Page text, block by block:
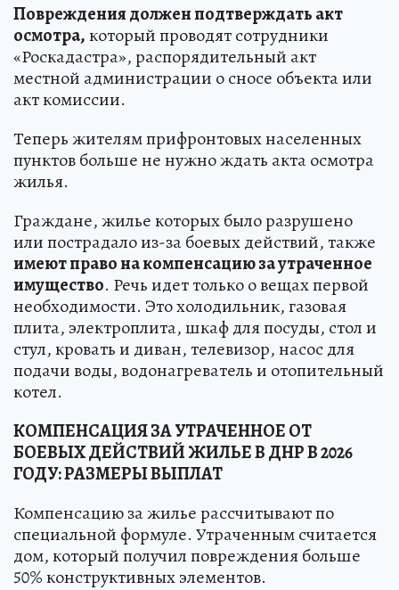
Повреждения должен подтверждать акт
осмотра,который проводят сотрудники
«Роскадастра», распорядительный акт
местной администрации о сносе объекта или
акт комиссии.
Теперь жителям прифронтовых населенных
пунктов больше не нужно ждать акта осмотра
жилья.
Граждане, жилье которых было разрушено
или пострадало из-за боевых действий, также
имеют право на компенсацию за утраченное
имущество. Речь идет только о вещах первой
необходимости. Это холодильник, газовая
плита, электроплита, шкаф для посуды, стол и
стул, кровать и диван, телевизор, насос для
подачи воды, водонагреватель и отопительный
котел.
КОМПЕНСАЦИЯ ЗА УТРАЧЕННОЕ ОТ
БОЕВЫХ ДЕЙСТВИЙ ЖИЛЬЕ В ДНР В 2026
ГОДУ: РАЗМЕРЫ ВЫПЛАТ
Компенсацию за жилье рассчитывают по
специальной формуле. Утраченным считается
дом, который получил повреждения больше
50% конструктивных элементов.